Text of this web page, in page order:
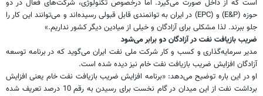
است که از داخل صورت می‌گیرد. اما درخصوص تکنولوژی، شرکت‌های فعال در دو
حوزه (E&P) و (EPC) در ایران به توانمندی قابل قبولی رسیده‌اند و می‌توانند این کار را
جلو ببرند. لذا مشکلی برای آزادگان و خیلی از میادین دیگر کشور نداریم.»
ضریب بازیافت نفت در آزادگان دو برابر می‌شود
مدیر سرمایه‌گذاری و کسب ‌و کار شرکت ملی نفت ایران می‌گوید که در برنامه توسعه
آزادگان افزایش ضریب بازیافت نفت خام نیز دیده شده است.
او در این باره توضیح می‌دهد: «برنامه افزایش ضریب بازیافت نفت خام یعنی افزایش
برداشت نفت از این میدان در گام نخست برای رسیدن به رقم 10 درصد تعریف شده